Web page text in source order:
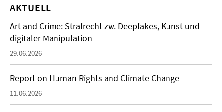
AKTUELL
Art and Crime: Strafrecht zw. Deepfakes, Kunst und
digitaler Manipulation
29.06.2026
Report on Human Rights and Climate Change
11.06.2026